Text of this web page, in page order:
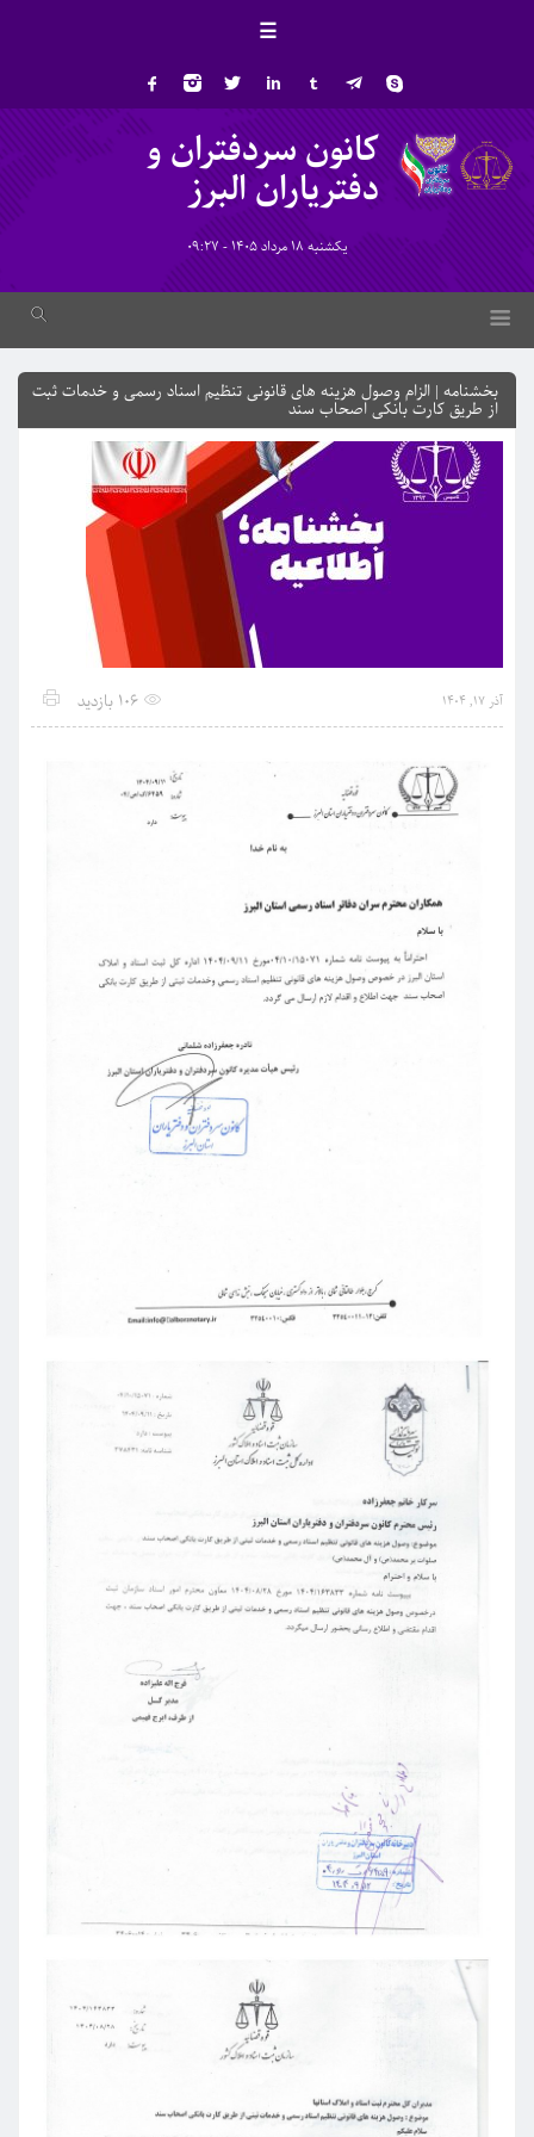
☰
کانون سردفتران و
دفتریاران البرز
یکشنبه 18 مرداد 1405 - 09:27
بخشنامه | الزام وصول هزینه های قانونی تنظیم اسناد رسمی و خدمات ثبت
از طریق کارت بانکی اصحاب سند
آذر 17, 1404 106 بازدید